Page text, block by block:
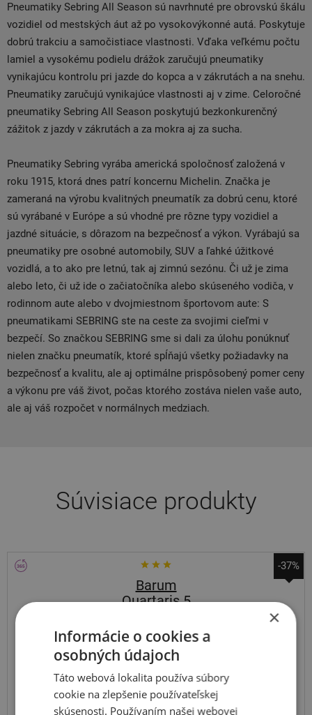
Pneumatiky Sebring All Season sú navrhnuté pre obrovskú škálu
vozidiel od mestských áut až po vysokovýkonné autá. Poskytuje
dobrú trakciu a samočistiace vlastnosti. Vďaka veľkému počtu
lamiel a vysokému podielu drážok zaručujú pneumatiky
vynikajúcu kontrolu pri jazde do kopca a v zákrutách a na snehu.
Pneumatiky zaručujú vynikajúce vlastnosti aj v zime. Celoročné
pneumatiky Sebring All Season poskytujú bezkonkurenčný
zážitok z jazdy v zákrutách a za mokra aj za sucha.
Pneumatiky Sebring vyrába americká spoločnosť založená v
roku 1915, ktorá dnes patrí koncernu Michelin. Značka je
zameraná na výrobu kvalitných pneumatík za dobrú cenu, ktoré
sú vyrábané v Európe a sú vhodné pre rôzne typy vozidiel a
jazdné situácie, s dôrazom na bezpečnosť a výkon. Vyrábajú sa
pneumatiky pre osobné automobily, SUV a ľahké úžitkové
vozidlá, a to ako pre letnú, tak aj zimnú sezónu. Či už je zima
alebo leto, či už ide o začiatočníka alebo skúseného vodiča, v
rodinnom aute alebo v dvojmiestnom športovom aute: S
pneumatikami SEBRING ste na ceste za svojimi cieľmi v
bezpečí. So značkou SEBRING sme si dali za úlohu ponúknuť
nielen značku pneumatík, ktoré spĺňajú všetky požiadavky na
bezpečnosť a kvalitu, ale aj optimálne prispôsobený pomer ceny
a výkonu pre váš život, počas ktorého zostáva nielen vaše auto,
ale aj váš rozpočet v normálnych medziach.
Súvisiace produkty
-37%
Barum
Quartaris 5
×
Informácie o cookies a
osobných údajoch
Táto webová lokalita používa súbory
cookie na zlepšenie používateľskej
skúsenosti. Používaním našej webovej